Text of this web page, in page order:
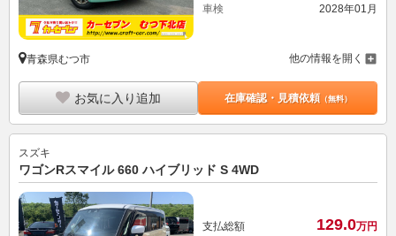
車検
2028年01月
青森県むつ市 他の情報を開く
お気に入り追加 在庫確認・見積依頼（無料）
スズキ
ワゴンRスマイル 660 ハイブリッド S 4WD
支払総額 129.0万円